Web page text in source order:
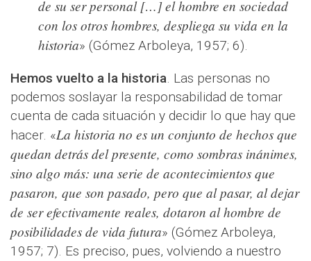
de su ser personal […] el hombre en sociedad
con los otros hombres, despliega su vida en la
historia» (Gómez Arboleya, 1957; 6).
Hemos vuelto a la historia. Las personas no
podemos soslayar la responsabilidad de tomar
cuenta de cada situación y decidir lo que hay que
hacer. «La historia no es un conjunto de hechos que
quedan detrás del presente, como sombras inánimes,
sino algo más: una serie de acontecimientos que
pasaron, que son pasado, pero que al pasar, al dejar
de ser efectivamente reales, dotaron al hombre de
posibilidades de vida futura» (Gómez Arboleya,
1957; 7). Es preciso, pues, volviendo a nuestro